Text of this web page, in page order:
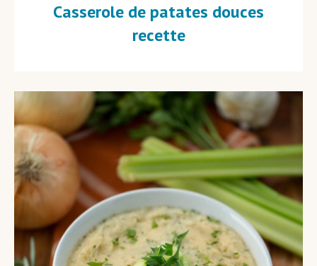
Casserole de patates douces
recette